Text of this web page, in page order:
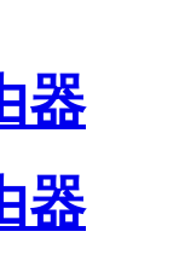
器
器